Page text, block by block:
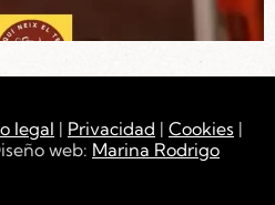
legal | Privacidad | Cookies |
web: Marina Rodrigo